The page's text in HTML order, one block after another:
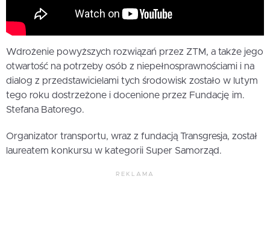
Wdrożenie powyższych rozwiązań przez ZTM, a także jego
otwartość na potrzeby osób z niepełnosprawnościami i na
dialog z przedstawicielami tych środowisk zostało w lutym
tego roku dostrzeżone i docenione przez Fundację im.
Stefana Batorego.
Organizator transportu, wraz z fundacją Transgresja, został
laureatem konkursu w kategorii Super Samorząd.
REKLAMA